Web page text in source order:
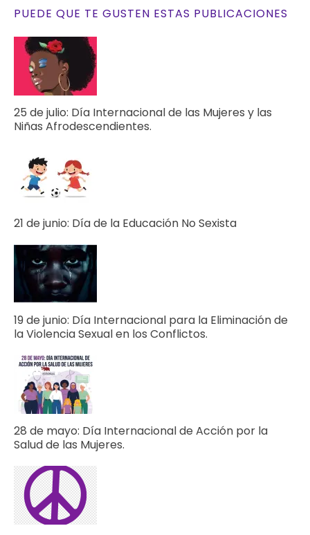
PUEDE QUE TE GUSTEN ESTAS PUBLICACIONES
25 de julio: Día Internacional de las Mujeres y las
Niñas Afrodescendientes.
21 de junio: Día de la Educación No Sexista
19 de junio: Día Internacional para la Eliminación de
la Violencia Sexual en los Conflictos.
28 de mayo: Día Internacional de Acción por la
Salud de las Mujeres.